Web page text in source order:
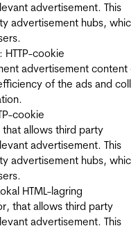
advertisement. This
advertisement hubs,
: HTTP-cookie
advertisement content
of the ads and
cookie
allows third party
advertisement. This
advertisement hubs,
HTML-lagring
that allows third party
advertisement. This